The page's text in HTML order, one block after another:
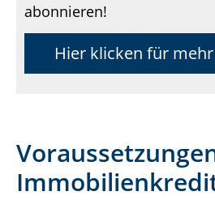
abonnieren!
Hier klicken für